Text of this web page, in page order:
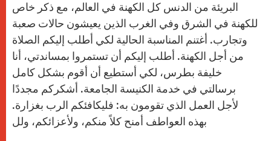
البريئة من الدنس كل الكهنة في العالم، مع ذكر خاص
للكهنة في الشرق وفي الغرب الذين يعيشون حالات صعبة
وتجارب. أغتنم المناسبة الحالية لكي أطلب إليكم الصلاة
من أجل الكهنة. أطلب إليكم أن تستمروا بمساندتي، أنا
خليفة بطرس، لكي أستطيع أن أقوم بشكل كامل
برسالتي في خدمة الكنيسة الجامعة. أشكركم مجددًا
لأجل العمل الذي تقومون به: فليكافئكم الرب بغزارة.
بهذه العواطف أمنح كلاً منكم، ولأعزائكم، ولل